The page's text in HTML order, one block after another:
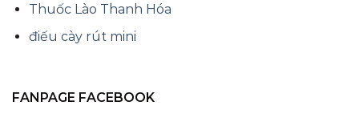
Thuốc Lào Thanh Hóa
điếu cày rút mini
FANPAGE FACEBOOK